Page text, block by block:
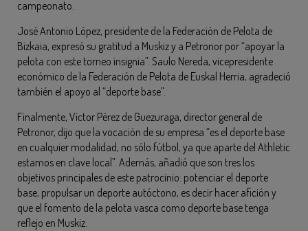
campeonato.
José Antonio López, presidente de la Federación de Pelota de
Bizkaia, expresó su gratitud a Muskiz y a Petronor por “apoyar la
pelota con este torneo insignia”. Saulo Nereda, vicepresidente
económico de la Federación de Pelota de Euskal Herria, agradeció
también el apoyo al “deporte base”.
Finalmente, Víctor Pérez de Guezuraga, director general de
Petronor, dijo que la vocación de su empresa “es el deporte base
en cualquier modalidad, no sólo fútbol, ya que aparte del Athletic
estamos en clave local”. Además, añadió que son tres los
objetivos principales de este patrocinio: potenciar el deporte
base, propulsar un deporte autóctono, es decir hacer afición y
que el fomento de la pelota vasca como deporte base tenga
reflejo en Muskiz.